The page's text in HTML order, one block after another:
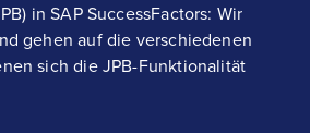
in SAP SuccessFactors: Wir
gehen auf die verschiedenen
sich die JPB-Funktionalität